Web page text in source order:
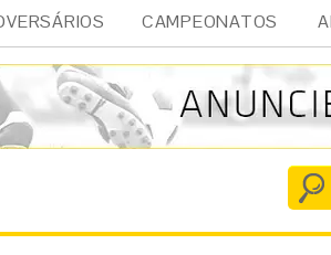
CAMPEONATOS